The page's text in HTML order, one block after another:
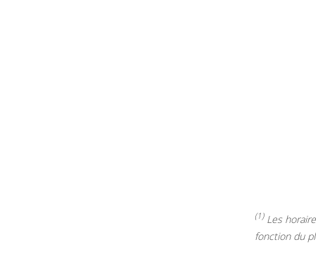
(1)Les
fonction du